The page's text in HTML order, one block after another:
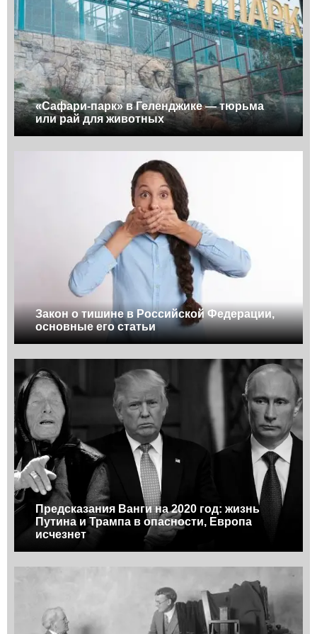
«Сафари-парк» в Геленджике — тюрьма
или рай для животных
Закон о тишине в Российской Федерации,
основные его статьи
Предсказания Ванги на 2020 год: жизнь
Путина и Трампа в опасности, Европа
исчезнет